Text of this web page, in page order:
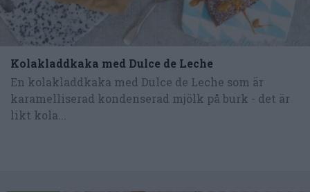
Kolakladdkaka med Dulce de Leche
En kolakladdkaka med Dulce de Leche som är
karamelliserad kondenserad mjölk på burk - det är
likt kola...